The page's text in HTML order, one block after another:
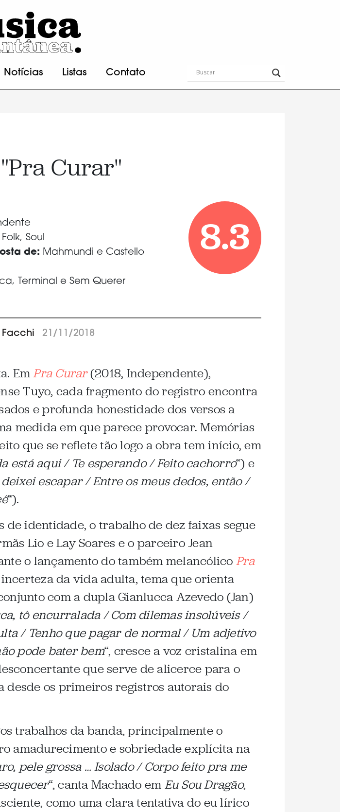
Notícias Listas Contato
Curar"
Folk, Soul
de: Mahmundi e Castello
Terminal e Sem Querer
8.3
Facchi 21/11/2018
EmPra Curar(2018, Independente),
Tuyo, cada fragmento do registro encontra
e profunda honestidade dos versos a
medida em que parece provocar. Memórias
que se reflete tão logo a obra tem início, em
está aqui / Te esperando / Feito cachorro“) e
escapar / Entre os meus dedos, então /
“).
identidade, o trabalho de dez faixas segue
Lio e Lay Soares e o parceiro Jean
o lançamento do também melancólico Pra
da vida adulta, tema que orienta
com a dupla Gianlucca Azevedo (Jan)
tô encurralada / Com dilemas insolúveis /
/ Tenho que pagar de normal / Um adjetivo
pode bater bem“, cresce a voz cristalina em
que serve de alicerce para o
os primeiros registros autorais do
trabalhos da banda, principalmente o
amadurecimento e sobriedade explícita na
pele grossa … Isolado / Corpo feito pra me
“, canta Machado em Eu Sou Dragão,
como uma clara tentativa do eu lírico